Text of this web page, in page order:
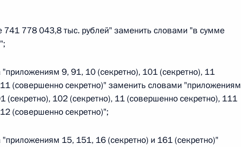
1 части 13 статьи 3 Федерального закона «О внесении
г. № 270-ФЗ
10 Федерального закона «Об автономных учреждениях»
741 778 043,8 тыс. рублей" заменить словами "в сумме
"приложениям 9, 91, 10 (секретно), 101 (секретно), 11
(совершенно секретно)" заменить словами "приложениям
(секретно), 102 (секретно), 11 (совершенно секретно), 111
(совершенно секретно)";
"приложениям 15, 151, 16 (секретно) и 161 (секретно)"